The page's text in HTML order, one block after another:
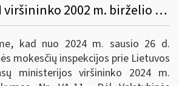
Dėl VMI prie FM viršininko 2002 m. birželio 14 d. įsakymo Nr. 156 pakeitimo
kad nuo 2024 m. sausio 26 d.
mokesčių inspekcijos prie Lietuvos
ministerijos viršininko 2024 m.